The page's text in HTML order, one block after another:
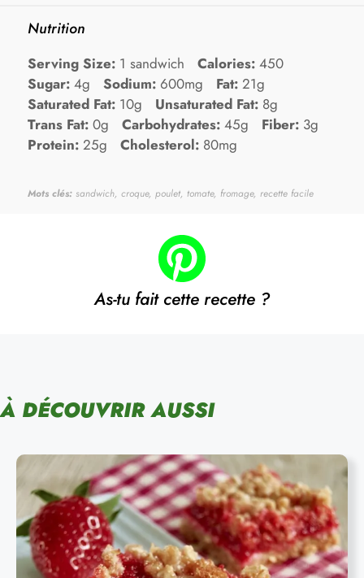
Nutrition
Serving Size: 1 sandwich Calories: 450
Sugar: 4g Sodium: 600mg Fat: 21g
Saturated Fat: 10g Unsaturated Fat: 8g
Trans Fat: 0g Carbohydrates: 45g Fiber: 3g
Protein: 25g Cholesterol: 80mg
Mots clés: sandwich, croque, poulet, tomate, fromage, recette facile
As-tu fait cette recette ?
À DÉCOUVRIR AUSSI